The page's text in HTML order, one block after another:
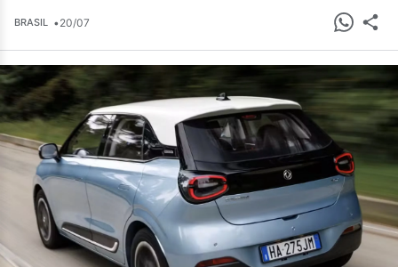
BRASIL •20/07